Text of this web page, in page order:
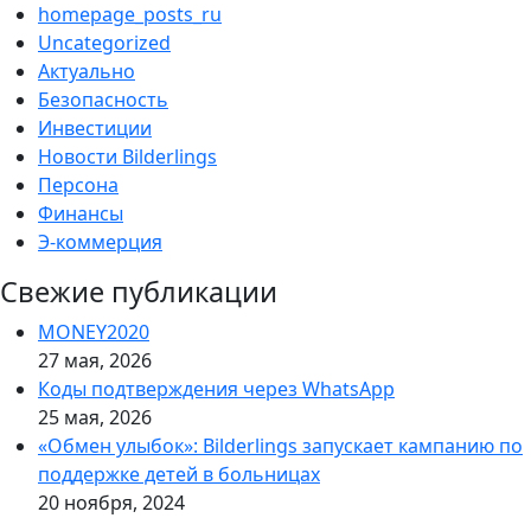
homepage_posts_ru
Uncategorized
Актуально
Безопасность
Инвестиции
Новости Bilderlings
Персона
Финансы
Э-коммерция
Свежие публикации
MONEY2020
27 мая, 2026
Коды подтверждения через WhatsApp
25 мая, 2026
«Обмен улыбок»: Bilderlings запускает кампанию по
поддержке детей в больницах
20 ноября, 2024